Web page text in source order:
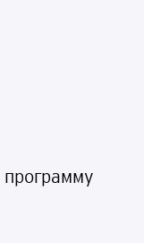
программу